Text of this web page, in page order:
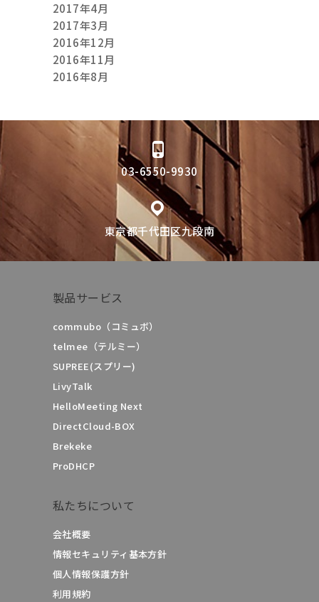
2017年4月
2017年3月
2016年12月
2016年11月
2016年8月
03-6550-9930
東京都千代田区九段南
製品サービス
commubo（コミュボ）
telmee（テルミー）
SUPREE(スプリー)
LivyTalk
HelloMeeting Next
DirectCloud-BOX
Brekeke
ProDHCP
私たちについて
会社概要
情報セキュリティ基本方針
個人情報保護方針
利用規約